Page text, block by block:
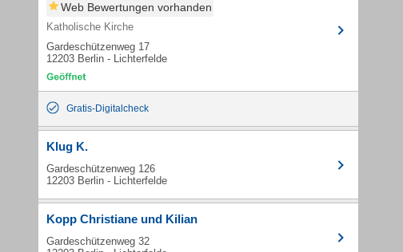
Web Bewertungen vorhanden
Katholische Kirche
Gardeschützenweg 17
12203 Berlin - Lichterfelde
Gratis-Digitalcheck
Klug K.
Gardeschützenweg 126
12203 Berlin - Lichterfelde
Kopp Christiane und Kilian
Gardeschützenweg 32